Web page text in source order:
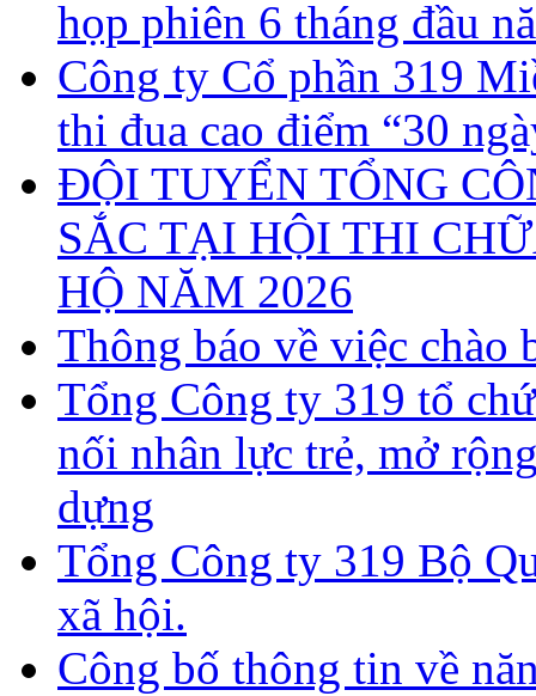
họp phiên 6 tháng đầu
Công ty Cổ phần 319
thi đua cao điểm “30
ĐỘI TUYỂN TỔNG
SẮC TẠI HỘI THI
HỘ NĂM 2026
Thông báo về việc chào
Tổng Công ty 319 tổ
nối nhân lực trẻ, mở
dựng
Tổng Công ty 319 Bộ
xã hội.
Công bố thông tin về